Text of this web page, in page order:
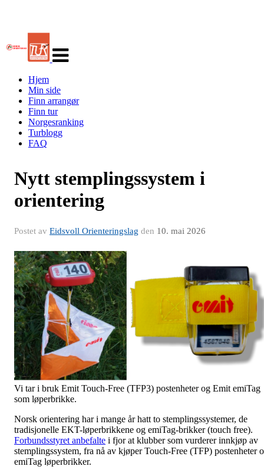
navigasjon
Hjem
Min side
Finn arrangør
Finn tur
Norgesranking
Turblogg
FAQ
Nytt stemplingssystem i
orientering
Postet av Eidsvoll Orienteringslag den 10. mai 2026
Vi tar i bruk Emit Touch-Free (TFP3) postenheter og Emit emiTag
som løperbrikke.
Norsk orientering har i mange år hatt to stemplingssystemer, de
tradisjonelle EKT-løperbrikkene og emiTag-brikker (touch free).
Forbundsstyret anbefalte i fjor at klubber som vurderer innkjøp av
stemplingssystem, fra nå av kjøper Touch-Free (TFP) postenheter
emiTag løperbrikker.